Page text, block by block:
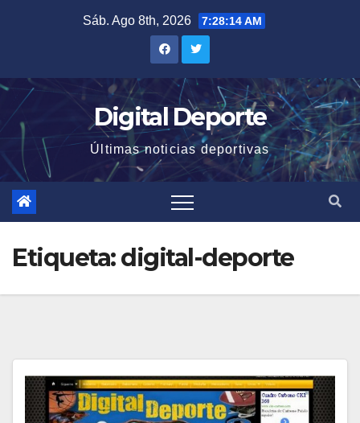
Sáb. Ago 8th, 2026 7:28:15 AM
Digital Deporte
Últimas noticias deportivas
Etiqueta:digital-deporte